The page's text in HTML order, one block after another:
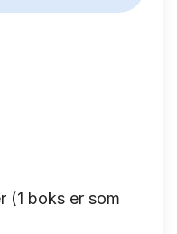
(1 boks er som